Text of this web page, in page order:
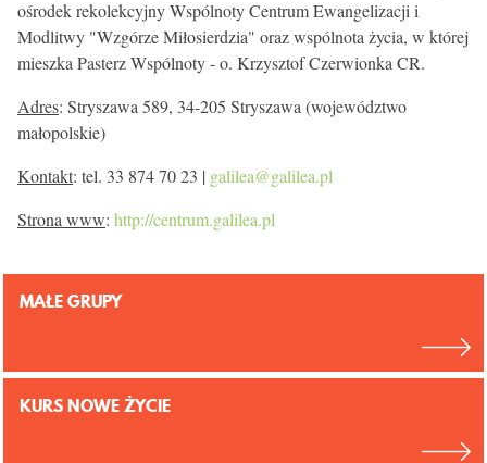
ośrodek rekolekcyjny Wspólnoty Centrum Ewangelizacji i
Modlitwy "Wzgórze Miłosierdzia" oraz wspólnota życia, w której
mieszka Pasterz Wspólnoty - o. Krzysztof Czerwionka CR.
Adres: Stryszawa 589, 34-205 Stryszawa (województwo
małopolskie)
Kontakt: tel. 33 874 70 23 | galilea@galilea.pl
Strona www: http://centrum.galilea.pl
MAŁE GRUPY
KURS NOWE ŻYCIE